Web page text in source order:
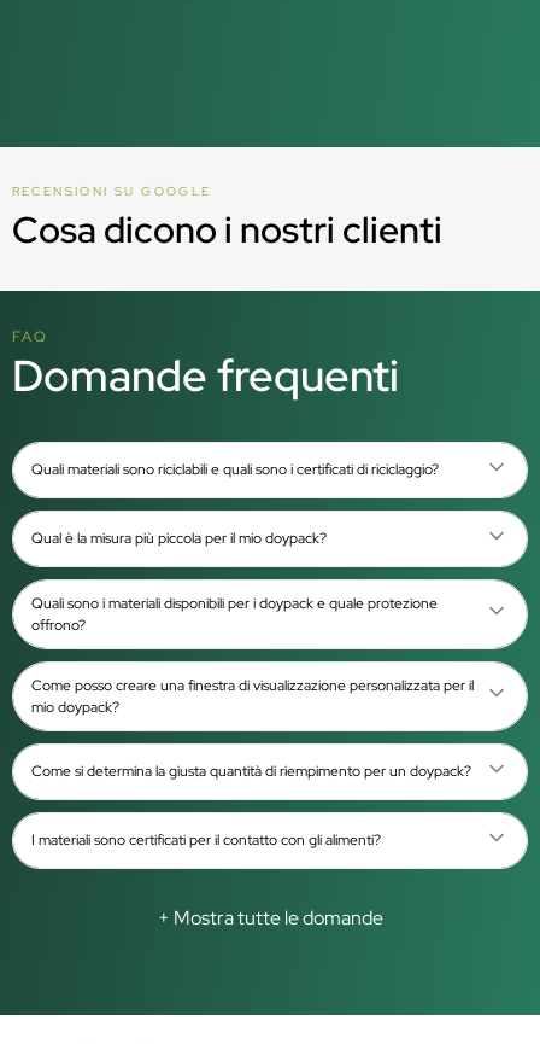
RECENSIONI SU GOOGLE
Cosa dicono i nostri clienti
FAQ
Domande frequenti
Quali materiali sono riciclabili e quali sono i certificati di riciclaggio?
Qual è la misura più piccola per il mio doypack?
Quali sono i materiali disponibili per i doypack e quale protezione
offrono?
Come posso creare una finestra di visualizzazione personalizzata per il
mio doypack?
Come si determina la giusta quantità di riempimento per un doypack?
I materiali sono certificati per il contatto con gli alimenti?
+ Mostra tutte le domande